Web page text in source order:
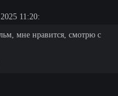
11:20:
мне нравится, смотрю с